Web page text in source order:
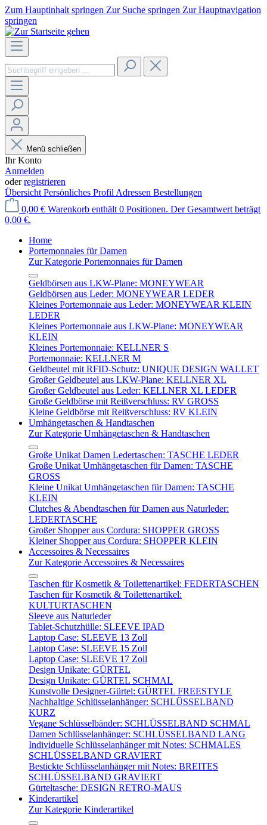
Zum Hauptinhalt springen Zur Suche springen Zur Hauptnavigation
springen
Menü schließen
Ihr Konto
Anmelden
oderregistrieren
Übersicht Persönliches Profil Adressen Bestellungen
0,00 € Warenkorb enthält 0 Positionen. Der Gesamtwert beträgt
0,00 €.
Home
Portemonnaies für Damen
Zur Kategorie Portemonnaies für Damen
Geldbörsen aus LKW-Plane: MONEYWEAR
Geldbörsen aus Leder: MONEYWEAR LEDER
Kleines Portemonnaie aus Leder: MONEYWEAR KLEIN
LEDER
Kleines Portemonnaie aus LKW-Plane: MONEYWEAR
KLEIN
Kleines Portemonnaie: KELLNER S
Portemonnaie: KELLNER M
Geldbeutel mit RFID-Schutz: UNIQUE DESIGN WALLET
Großer Geldbeutel aus LKW-Plane: KELLNER XL
Großer Geldbeutel aus Leder: KELLNER XL LEDER
Große Geldbörse mit Reißverschluss: RV GROSS
Kleine Geldbörse mit Reißverschluss: RV KLEIN
Umhängetaschen & Handtaschen
Zur Kategorie Umhängetaschen & Handtaschen
Große Unikat Damen Ledertaschen: TASCHE LEDER
Große Unikat Umhängetaschen für Damen: TASCHE
GROSS
Kleine Unikat Umhängetaschen für Damen: TASCHE
KLEIN
Clutches & Abendtaschen für Damen aus Naturleder:
LEDERTASCHE
Großer Shopper aus Cordura: SHOPPER GROSS
Kleiner Shopper aus Cordura: SHOPPER KLEIN
Accessoires & Necessaires
Zur Kategorie Accessoires & Necessaires
Taschen für Kosmetik & Toilettenartikel: FEDERTASCHEN
Taschen für Kosmetik & Toilettenartikel:
KULTURTASCHEN
Sleeve aus Naturleder
Tablet-Schutzhülle: SLEEVE IPAD
Laptop Case: SLEEVE 13 Zoll
Laptop Case: SLEEVE 15 Zoll
Laptop Case: SLEEVE 17 Zoll
Design Unikate: GÜRTEL
Design Unikate: GÜRTEL SCHMAL
Kunstvolle Designer-Gürtel: GÜRTEL FREESTYLE
Nachhaltige Schlüsselanhänger: SCHLÜSSELBAND
KURZ
Vegane Schlüsselbänder: SCHLÜSSELBAND SCHMAL
Damen Schlüsselanhänger: SCHLÜSSELBAND LANG
Individuelle Schlüsselanhänger mit Notes: SCHMALES
SCHLÜSSELBAND GRAVIERT
Bestickte Schlüsselanhänger mit Notes: BREITES
SCHLÜSSELBAND GRAVIERT
Gürteltasche: DESIGN RETRO-MAUS
Kinderartikel
Zur Kategorie Kinderartikel